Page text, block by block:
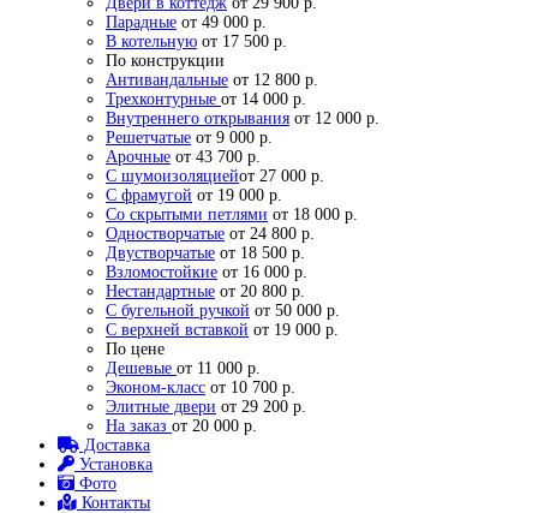
Парадные от 49 000 р.
В котельную от 17 500 р.
По конструкции
Антивандальные от 12 800 р.
Трехконтурные от 14 000 р.
Внутреннего открывания от 12 000 р.
Решетчатые от 9 000 р.
Арочные от 43 700 р.
С шумоизоляциейот 27 000 р.
С фрамугой от 19 000 р.
Со скрытыми петлями от 18 000 р.
Одностворчатые от 24 800 р.
Двустворчатые от 18 500 р.
Взломостойкие от 16 000 р.
Нестандартные от 20 800 р.
С бугельной ручкой от 50 000 р.
С верхней вставкой от 19 000 р.
По цене
Дешевые от 11 000 р.
Эконом-класс от 10 700 р.
Элитные двери от 29 200 р.
На заказ от 20 000 р.
Доставка
Установка
Фото
Контакты